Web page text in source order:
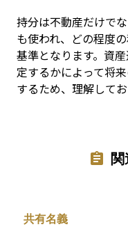
持分は不動産だけで
も使われ、どの程度
基準となります。資
定するかによって将
するため、理解して
共有名義